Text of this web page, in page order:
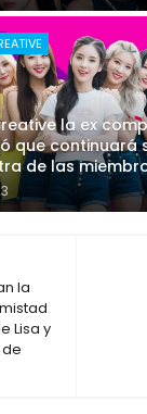
la ex
que continuará
de las
la
Lisa y